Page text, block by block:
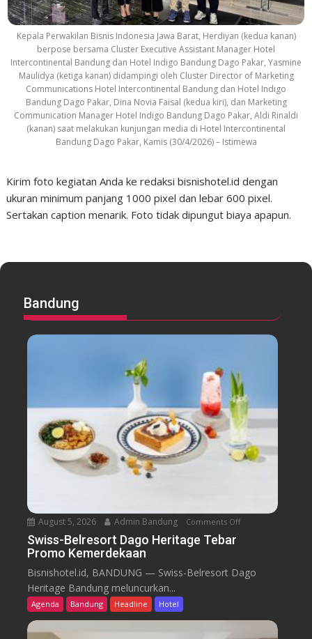
Kepala Perwakilan Bisnis Indonesia Jawa Barat, Herdiyan (kedua kanan)
berpose bersama Cluster Executive Assistant Manager Hotel
Intercontinental Bandung dan Hotel Indigo Bandung Dago Pakar, Yasmine
Maulidya (ketiga kanan) didampingi oleh Cluster Director of Marketing
Communications Hotel Intercontinental Bandung dan Hotel Indigo
Bandung Dago Pakar, Dina Novia Faisal (kedua kiri), dan Marketing
Communication Manager Hotel Indigo Bandung Dago Pakar, Aldi Rinaldi
(kanan) saat melakukan kunjungan media di Hotel Intercontinental
Bandung Dago Pakar, Kamis (30/4/2026) – Istimewa
Kirim foto kegiatan Anda ke redaksi bisnishotel.id dengan
ukuran minimum panjang 1000 pixel dan lebar 600 pixel.
Sertakan caption menarik. Foto tidak dipungut biaya apapun.
Bandung
August 5, 2026 Admin Bandung Comments Offo
Swiss-Belresort Dago Heritage Tebar
Promo Kemerdekaan
Bisnishotel.id, BANDUNG — Swiss-Belresort Dago
Heritage Bandung meluncurkan...
Agenda Bandung Headline Hotel